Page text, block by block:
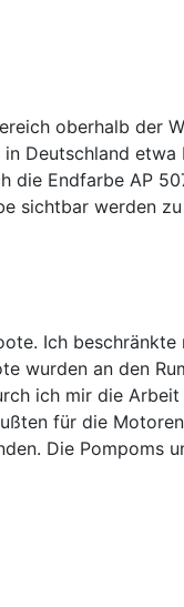
oberhalb der
Deutschland etwa
Endfarbe AP
sichtbar werden
Ich
wurden an den
ich mir die
für die
Die Pompoms